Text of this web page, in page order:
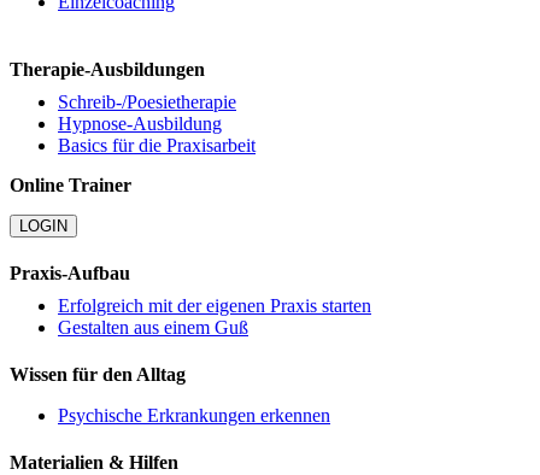
Therapie-Ausbildungen
Schreib-/Poesietherapie
Hypnose-Ausbildung
Basics für die Praxisarbeit
Online Trainer
LOGIN
Praxis-Aufbau
Erfolgreich mit der eigenen Praxis starten
Gestalten aus einem Guß
Wissen für den Alltag
Psychische Erkrankungen erkennen
Materialien & Hilfen